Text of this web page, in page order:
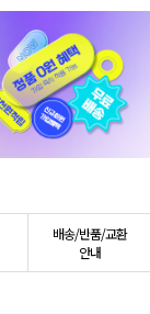
배송/반품/교환
안내